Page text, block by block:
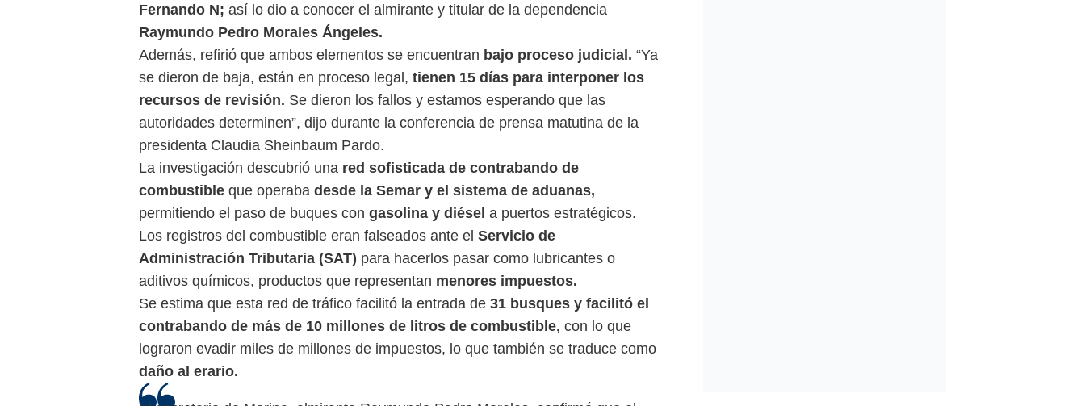
Fernando N; así lo dio a conocer el almirante y titular de la dependencia
Raymundo Pedro Morales Ángeles.
Además, refirió que ambos elementos se encuentran bajo proceso judicial. “Ya
se dieron de baja, están en proceso legal, tienen 15 días para interponer los
recursos de revisión. Se dieron los fallos y estamos esperando que las
autoridades determinen”, dijo durante la conferencia de prensa matutina de la
presidenta Claudia Sheinbaum Pardo.
La investigación descubrió una red sofisticada de contrabando de
combustible que operaba desde la Semar y el sistema de aduanas,
permitiendo el paso de buques con gasolina y diésel a puertos estratégicos.
Los registros del combustible eran falseados ante el Servicio de
Administración Tributaria (SAT) para hacerlos pasar como lubricantes o
aditivos químicos, productos que representan menores impuestos.
Se estima que esta red de tráfico facilitó la entrada de 31 busques y facilitó el
contrabando de más de 10 millones de litros de combustible, con lo que
lograron evadir miles de millones de impuestos, lo que también se traduce como
daño al erario.